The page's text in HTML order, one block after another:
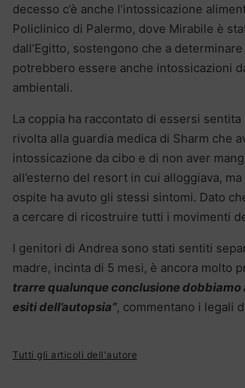
decesso c’è anche l’intossicazione
Policlinico di Palermo, dove Mirabile è
dall’Egitto, sostengono che a
potrebbero essere anche intossicazioni
ambientali.
La coppia ha raccontato di essersi
rivolta alla guardia medica di Sharm che
intossicazione da cibo e di non aver
all’esterno del resort in cui alloggiava,
ospite ha avuto gli stessi sintomi. Dato
a cercare di ricostruire tutti i movimenti
I genitori di Andrea sono stati sentiti
madre, incinta di 5 mesi, è ancora molto
trarre qualunque conclusione
esiti dell’autopsia”, commentano i legali
Tutti gli articoli dell'autore